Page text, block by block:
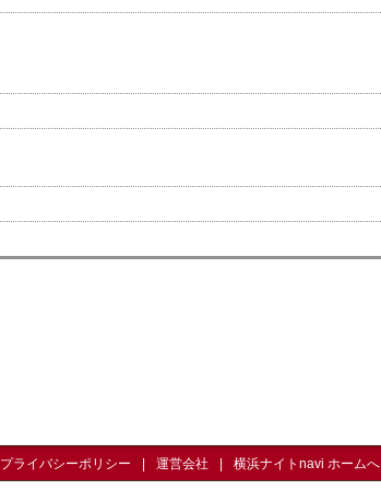
プライバシーポリシー 運営会社 横浜ナイトnavi ホームへ